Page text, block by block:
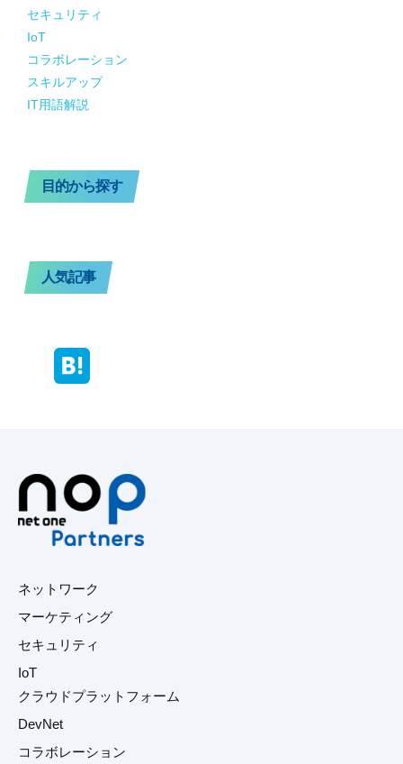
セキュリティ
IoT
コラボレーション
スキルアップ
IT用語解説
目的から探す
人気記事
ネットワーク
マーケティング
セキュリティ
IoT
クラウドプラットフォーム
DevNet
コラボレーション